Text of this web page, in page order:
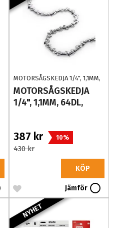
MOTORSÅGSKEDJA 1/4", 1,1MM,
64DL, 24AP064E
MOTORSÅGSKEDJA
1/4", 1,1MM, 64DL,
387 kr 10%
430 kr
KÖP
Jämför
NYHET